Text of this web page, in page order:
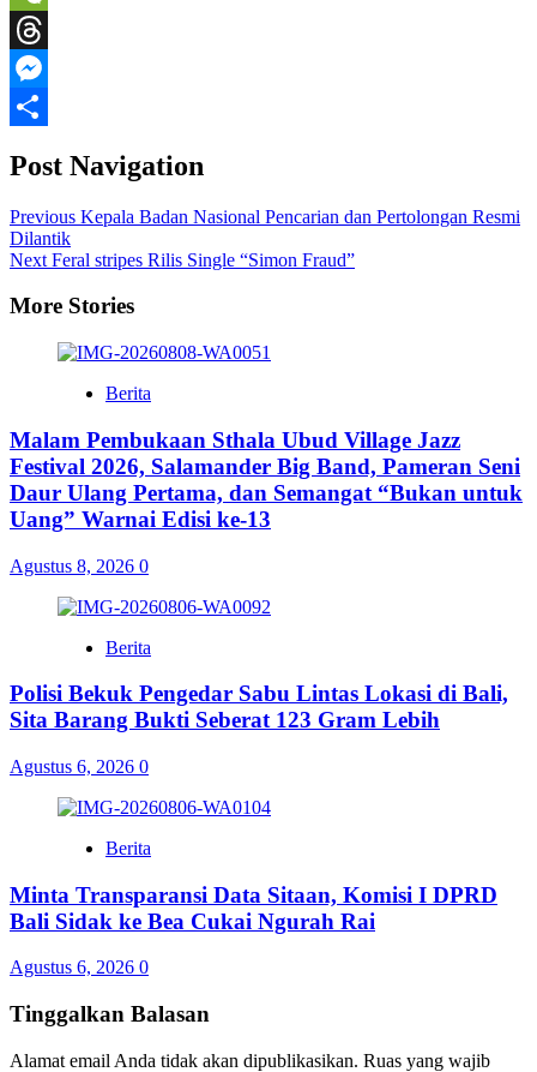
WeChat
Threads
Messenger
Post Navigation
Previous Kepala Badan Nasional Pencarian dan Pertolongan Resmi
Dilantik
Next Feral stripes Rilis Single “Simon Fraud”
More Stories
Berita
Malam Pembukaan Sthala Ubud Village Jazz
Festival 2026, Salamander Big Band, Pameran Seni
Daur Ulang Pertama, dan Semangat “Bukan untuk
Uang” Warnai Edisi ke-13
Agustus 8, 2026 0
Berita
Polisi Bekuk Pengedar Sabu Lintas Lokasi di Bali,
Sita Barang Bukti Seberat 123 Gram Lebih
Agustus 6, 2026 0
Berita
Minta Transparansi Data Sitaan, Komisi I DPRD
Bali Sidak ke Bea Cukai Ngurah Rai
Agustus 6, 2026 0
Tinggalkan Balasan
Alamat email Anda tidak akan dipublikasikan. Ruas yang wajib